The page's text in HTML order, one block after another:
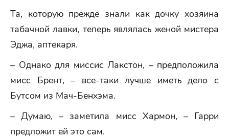
Та, которую прежде знали как дочку хозяина
табачной лавки, теперь являлась женой мистера
Эджа, аптекаря.
– Однако для миссис Лакстон, – предположила
мисс Брент, – все-таки лучше иметь дело с
Бутсом из Мач-Бенхэма.
– Думаю, – заметила мисс Хармон, – Гарри
предложит ей это сам.